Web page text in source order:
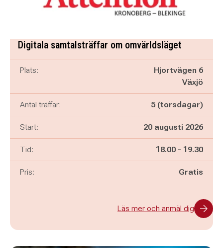
Digitala samtalsträffar om omvärldsläget
Plats:
Hjortvägen 6
Växjö
Antal träffar: 5 (torsdagar)
Start: 20 augusti 2026
Tid: Pågår mellan
18.00 - och
19.30
Pris: Gratis
Läs mer och anmäl dig